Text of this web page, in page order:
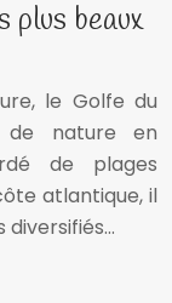
plus beaux
le Golfe du
de nature en
de plages
atlantique, il
diversifiés…